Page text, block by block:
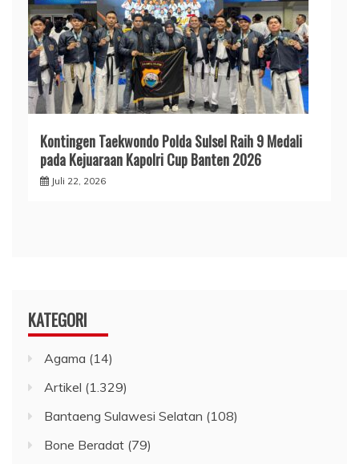
Kontingen Taekwondo Polda Sulsel Raih 9 Medali
pada Kejuaraan Kapolri Cup Banten 2026
Juli 22, 2026
KATEGORI
Agama (14)
Artikel (1.329)
Bantaeng Sulawesi Selatan (108)
Bone Beradat (79)